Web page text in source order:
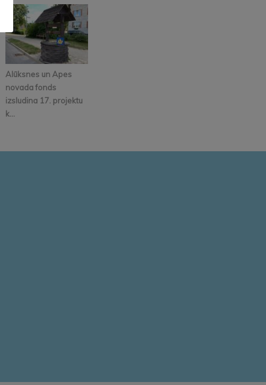
Alūksnes un Apes
novada fonds
izsludina 17. projektu
k...